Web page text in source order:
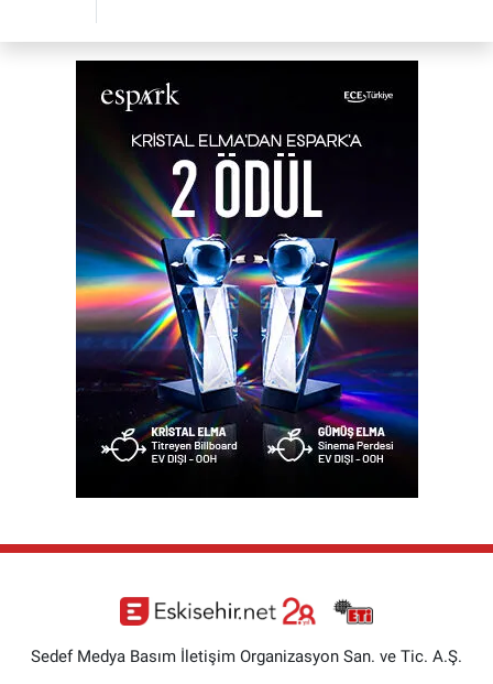
Sedef Medya Basım İletişim Organizasyon San. ve Tic. A.Ş.